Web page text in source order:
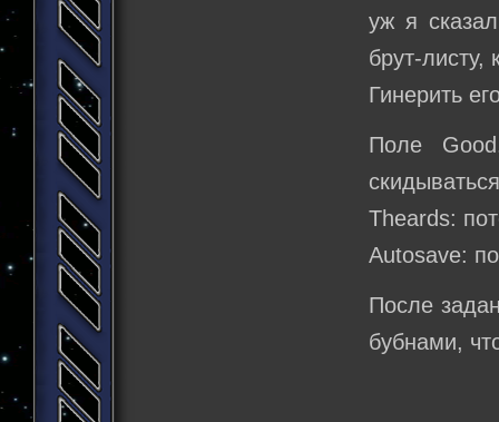
уж я
брут-листу,
Гинерить
Поле
Theards:
Autosave:
После
бубнами,